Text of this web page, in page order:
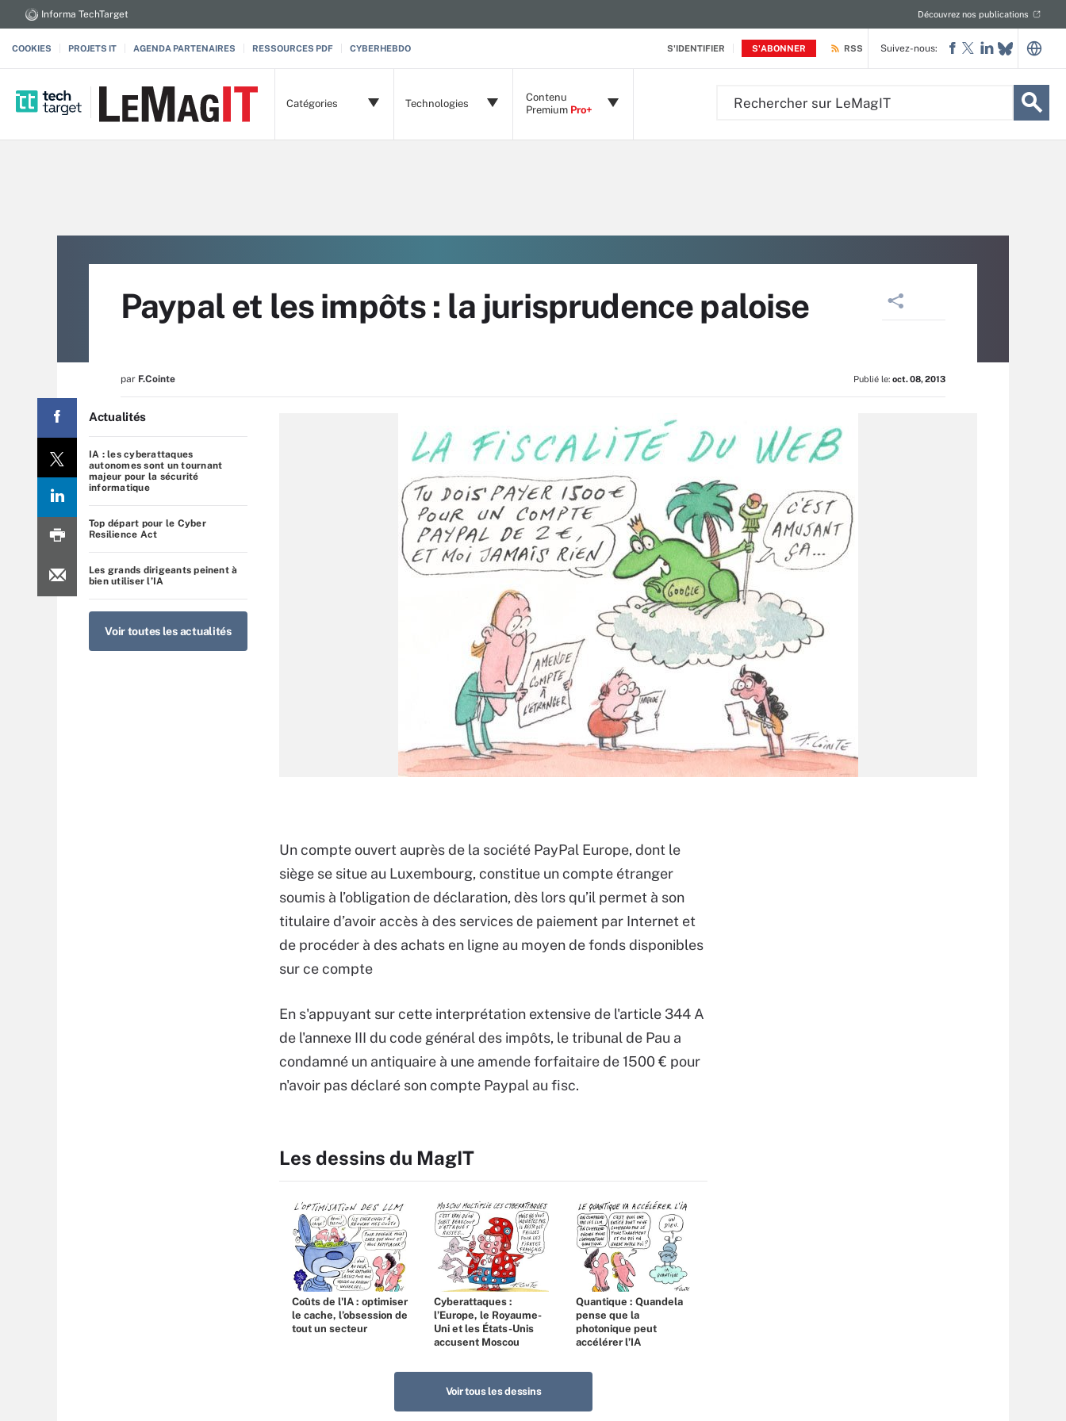
S'IDENTIFIER S'ABONNER
Informa TechTarget Découvrez nos publications
COOKIES PROJETS IT AGENDA PARTENAIRES RESSOURCES PDF CYBERHEBDO RSS
Catégories Technologies
Contenu
Premium Pro+
Suivez-nous:
Paypal et les impôts : la jurisprudence paloise
par F.Cointe Publié le: oct. 08, 2013
Actualités
IA : les cyberattaques
autonomes sont un tournant
majeur pour la sécurité
informatique
Top départ pour le Cyber
Resilience Act
Les grands dirigeants peinent à
bien utiliser l’IA
Voir toutes les actualités
Un compte ouvert auprès de la société PayPal Europe, dont le
siège se situe au Luxembourg, constitue un compte étranger
soumis à l’obligation de déclaration, dès lors qu’il permet à son
titulaire d’avoir accès à des services de paiement par Internet et
de procéder à des achats en ligne au moyen de fonds disponibles
sur ce compte
En s'appuyant sur cette interprétation extensive de l'article 344 A
de l'annexe III du code général des impôts, le tribunal de Pau a
condamné un antiquaire à une amende forfaitaire de 1500 € pour
n'avoir pas déclaré son compte Paypal au fisc.
Les dessins du MagIT
Coûts de l'IA : optimiser
le cache, l’obsession de
tout un secteur
Cyberattaques :
l’Europe, le Royaume-
Uni et les États-Unis
accusent Moscou
Quantique : Quandela
pense que la
photonique peut
accélérer l’IA
Voir tous les dessins